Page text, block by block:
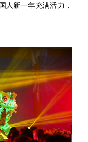
人新一年充满活力，